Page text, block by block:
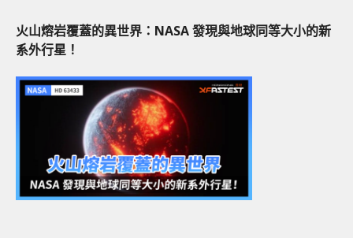
火山熔岩覆蓋的異世界：NASA 發現與地球同等大小的新
系外行星！